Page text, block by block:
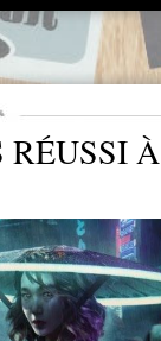
RÉUSSI